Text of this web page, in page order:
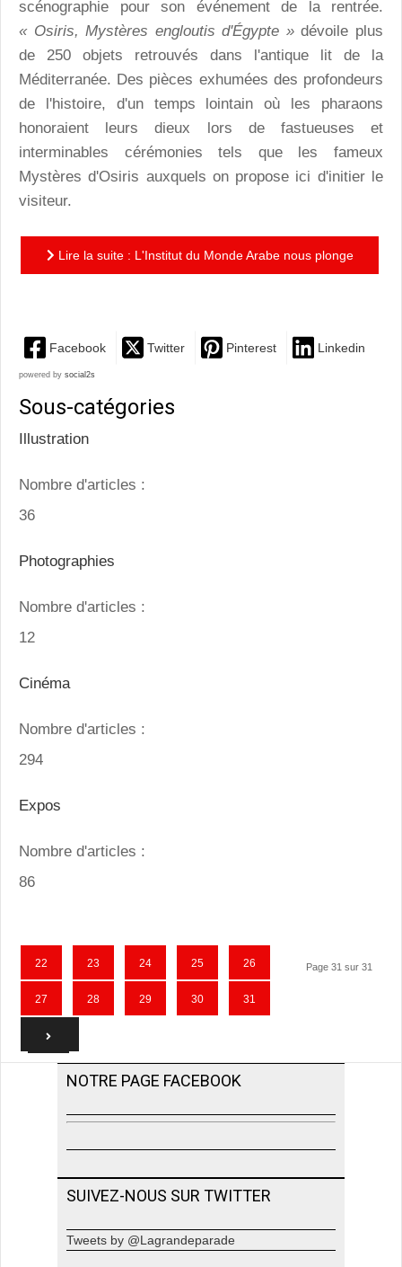
scénographie pour son événement de la rentrée.
« Osiris, Mystères engloutis d'Égypte »dévoile plus
de 250 objets retrouvés dans l'antique lit de la
Méditerranée. Des pièces exhumées des profondeurs
de l'histoire, d'un temps lointain où les pharaons
honoraient leurs dieux lors de fastueuses et
interminables cérémonies tels que les fameux
Mystères d'Osiris auxquels on propose ici d'initier le
visiteur.
Lire la suite : L'Institut du Monde Arabe nous plonge
Facebook Twitter Pinterest Linkedin
powered by social2s
Sous-catégories
Illustration
Nombre d'articles :
36
Photographies
Nombre d'articles :
12
Cinéma
Nombre d'articles :
294
Expos
Nombre d'articles :
86
Page 31 sur 31
22 23 24 25 26
27 28 29 30 31
NOTRE PAGE FACEBOOK
SUIVEZ-NOUS SUR TWITTER
Tweets by @Lagrandeparade